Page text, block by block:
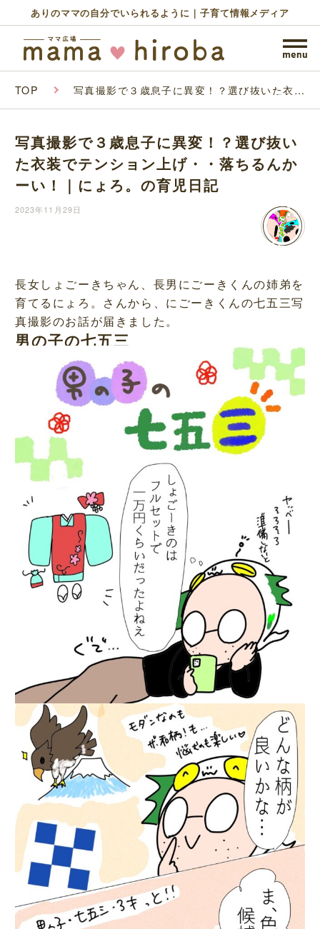
ありのママの自分でいられるように｜子育て情報メディア
TOP 写真撮影で３歳息子に異変！？選び抜いた衣装
ろ。の育児日記
写真撮影で３歳息子に異変！？選び抜い
た衣装でテンション上げ・・落ちるんか
ーい！｜にょろ。の育児日記
2023年11月29日
長女しょごーきちゃん、長男にごーきくんの姉弟を
育てるにょろ。さんから、にごーきくんの七五三写
真撮影のお話が届きました。
男の子の七五三